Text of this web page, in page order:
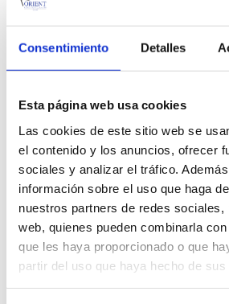
Consentimiento Detalles
Esta página web usa cookies
Las cookies de este sitio web se
el contenido y los anuncios, ofrecer
sociales y analizar el tráfico.
información sobre el uso que haga
nuestros partners de redes sociales,
web, quienes pueden combinarla
que les haya proporcionado o que
partir del uso que haya hecho de sus
cumple la normativa
repatriación a su costa.
a la entrega
Selección del puerto de salida
puerto de destino adecuado en
En Europa, Hamburgo,
Zeebrugge figuran entre los
más importantes. En EE.UU.,
Baltimore, Brunswick, Jacksonville
destinos populares. Dependiendo
destino dentro de EE.UU., el
estratégicamente para minimizar